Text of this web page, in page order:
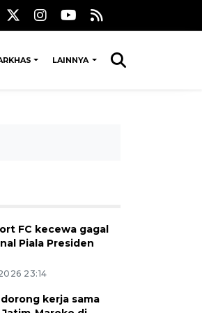
LAINNYA
FC kecewa gagal
Piala Presiden
23:14
kerja sama